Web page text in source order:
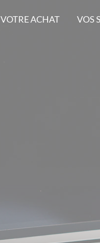
VOTRE ACHAT VOS